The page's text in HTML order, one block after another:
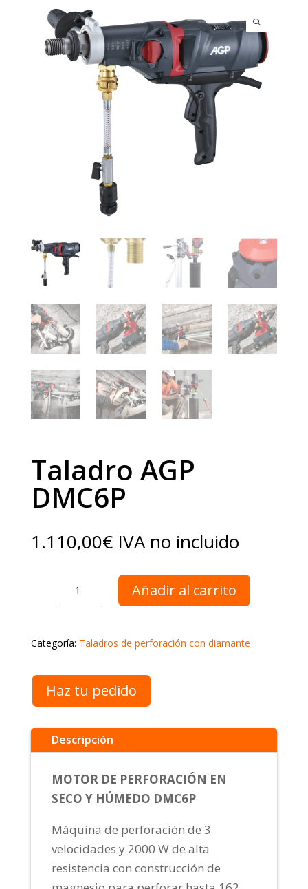
Taladro AGP
DMC6P
1.110,00€ IVA no incluido
cantidad
Añadir al carrito
Categoría: Taladros de perforación con diamante
Haz tu pedido
Descripción
MOTOR DE PERFORACIÓN EN
SECO Y HÚMEDO DMC6P
Máquina de perforación de 3
velocidades y 2000 W de alta
resistencia con construcción de